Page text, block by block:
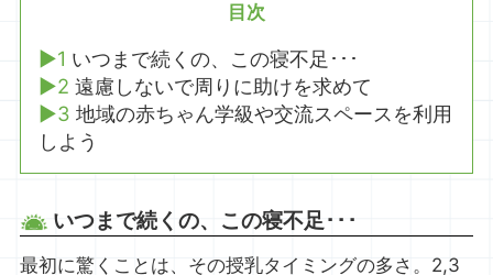
目次
1 いつまで続くの、この寝不足･･･
2 遠慮しないで周りに助けを求めて
3 地域の赤ちゃん学級や交流スペースを利用
しよう
いつまで続くの、この寝不足･･･
最初に驚くことは、その授乳タイミングの多さ。2,3